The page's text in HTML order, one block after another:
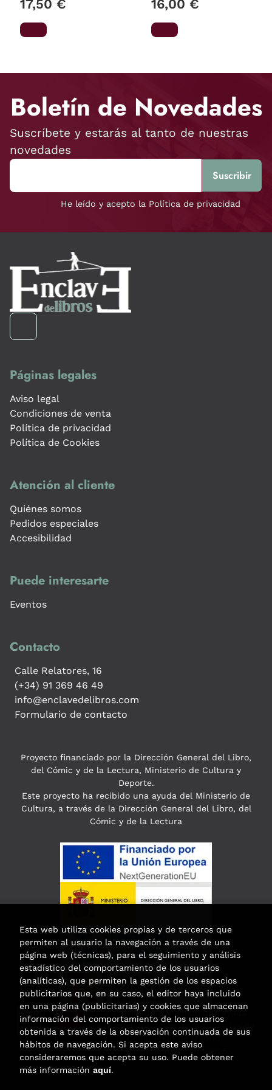
Concepto
17,50 € 16,00 €
Boletín de Novedades
Suscríbete y estarás al tanto de nuestras
novedades
He leído y acepto la Política de privacidad
Páginas legales
Aviso legal
Condiciones de venta
Política de privacidad
Política de Cookies
Atención al cliente
Quiénes somos
Pedidos especiales
Accesibilidad
Puede interesarte
Eventos
Contacto
Calle Relatores, 16
(+34) 91 369 46 49
info@enclavedelibros.com
Formulario de contacto
Proyecto financiado por la Dirección General del Libro,
del Cómic y de la Lectura, Ministerio de Cultura y
Deporte.
Este proyecto ha recibido una ayuda del Ministerio de
Cultura, a través de la Dirección General del Libro, del
Cómic y de la Lectura
Esta actividad ha recibido una ayuda
para la modernización de las librerías de
la Comunidad de Madrid
correspondiente al año 2025.
Esta web utiliza cookies propias y de terceros que
permiten al usuario la navegación a través de una
página web (técnicas), para el seguimiento y análisis
estadístico del comportamiento de los usuarios
(analíticas), que permiten la gestión de los espacios
publicitarios que, en su caso, el editor haya incluido
en una página (publicitarias) y cookies que almacenan
información del comportamiento de los usuarios
obtenida a través de la observación continuada de sus
hábitos de navegación. Si acepta este aviso
consideraremos que acepta su uso. Puede obtener
más información aquí.